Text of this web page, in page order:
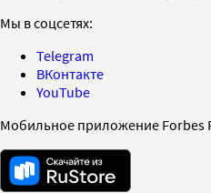
Мы в соцсетях:
Telegram
ВКонтакте
YouTube
Мобильное приложение Forbes